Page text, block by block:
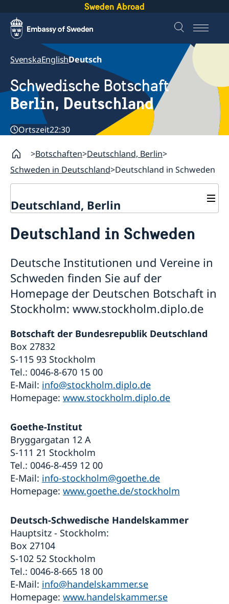
Sweden Abroad
SvenskaEnglishDeutsch
Schwedische Botschaft
Berlin, Deutschland
Ortszeit22:30
Botschaften Deutschland, Berlin
Schweden in Deutschland Deutschland in Schweden
Deutschland, Berlin
Geänderte Öffnungszeiten
Veranstaltungen
Stellenanzeigen der Botschaft
Kontakt & Öffnungszeiten
Ansprechpartner für die Medien
Soziale Medien und Newsletter
Über uns
Die Schwedische Botschaft: Das Gebäude
Die Botschafterin
Schweden in Deutschland
Business Sweden
Schwedische Handelskammer und Unternehmen
AllBright Stiftung
Freundschaftsvereine
Sonstige Vereine
Schwedische Kirchen
Lektorate für Schwedisch in Deutschland
Partnerstädte
Schulen
Schwedisch einkaufen
Deutschland in Schweden
Deutschland in Schweden
Deutsche Institutionen und Vereine in
Schweden finden Sie auf der
Homepage der Deutschen Botschaft in
Stockholm: www.stockholm.diplo.de
Botschaft der Bundesrepublik Deutschland
Box 27832
S-115 93 Stockholm
Tel.: 0046-8-670 15 00
E-Mail: info@stockholm.diplo.de
Homepage: www.stockholm.diplo.de
Goethe-Institut
Bryggargatan 12 A
S-111 21 Stockholm
Tel.: 0046-8-459 12 00
E-Mail: info-stockholm@goethe.de
Homepage: www.goethe.de/stockholm
Deutsch-Schwedische Handelskammer
Hauptsitz - Stockholm:
Box 27104
S-102 52 Stockholm
Tel.: 0046-8-665 18 00
E-Mail: info@handelskammer.se
Homepage: www.handelskammer.se